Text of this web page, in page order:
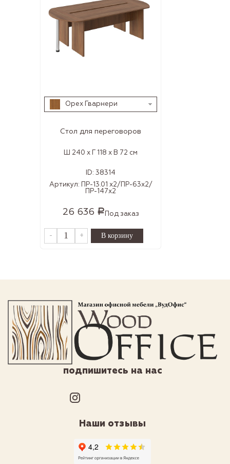
Орех Гварнери
Стол для переговоров
Ш 240 x Г 118 x В 72 см
ID: 38314
Артикул: ПР-13.01 х2/ПР-63х2/
ПР-147х2
26 636 Р Под заказ
- +
подпишитесь на нас
Наши отзывы